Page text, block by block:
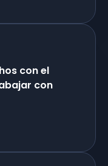
con el
con